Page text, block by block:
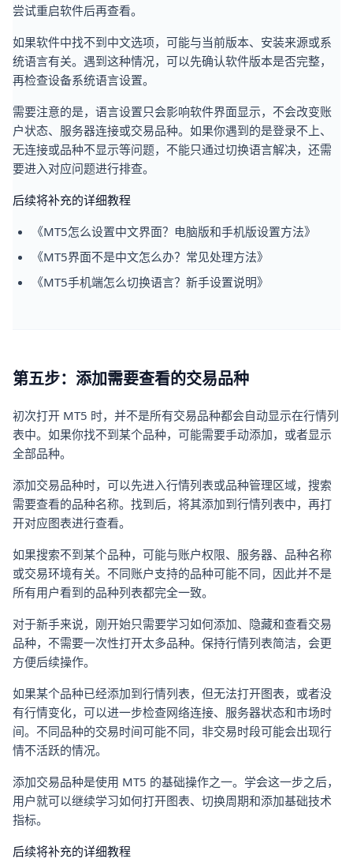
尝试重启软件后再查看。
如果软件中找不到中文选项，可能与当前版本、安装来源或系
统语言有关。遇到这种情况，可以先确认软件版本是否完整，
再检查设备系统语言设置。
需要注意的是，语言设置只会影响软件界面显示，不会改变账
户状态、服务器连接或交易品种。如果你遇到的是登录不上、
无连接或品种不显示等问题，不能只通过切换语言解决，还需
要进入对应问题进行排查。
后续将补充的详细教程
《MT5怎么设置中文界面？电脑版和手机版设置方法》
《MT5界面不是中文怎么办？常见处理方法》
《MT5手机端怎么切换语言？新手设置说明》
第五步：添加需要查看的交易品种
初次打开 MT5 时，并不是所有交易品种都会自动显示在行情列
表中。如果你找不到某个品种，可能需要手动添加，或者显示
全部品种。
添加交易品种时，可以先进入行情列表或品种管理区域，搜索
需要查看的品种名称。找到后，将其添加到行情列表中，再打
开对应图表进行查看。
如果搜索不到某个品种，可能与账户权限、服务器、品种名称
或交易环境有关。不同账户支持的品种可能不同，因此并不是
所有用户看到的品种列表都完全一致。
对于新手来说，刚开始只需要学习如何添加、隐藏和查看交易
品种，不需要一次性打开太多品种。保持行情列表简洁，会更
方便后续操作。
如果某个品种已经添加到行情列表，但无法打开图表，或者没
有行情变化，可以进一步检查网络连接、服务器状态和市场时
间。不同品种的交易时间可能不同，非交易时段可能会出现行
情不活跃的情况。
添加交易品种是使用 MT5 的基础操作之一。学会这一步之后，
用户就可以继续学习如何打开图表、切换周期和添加基础技术
指标。
后续将补充的详细教程